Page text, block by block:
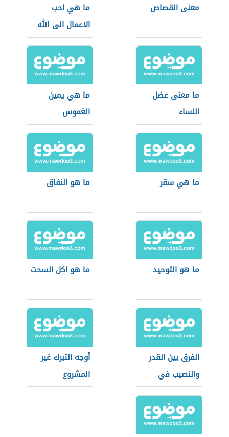
معنى القصاص
ما هي احب
الاعمال الى الله
ما معنى عضل
النساء
ما هي يمين
الغموس
ما هي سقر ما هو النفاق
ما هو التوحيد ما هو اكل السحت
الفرق بين القدر
والنصيب في
الإسلام
أوجه التبرك غير
المشروع